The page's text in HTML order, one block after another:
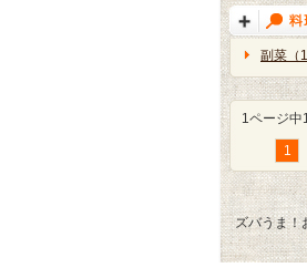
副菜（1
1ページ中
1
ズバうま！